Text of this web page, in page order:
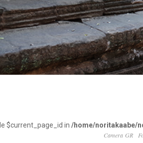
$current_page_id in /home/noritakaabe/
Camera GR